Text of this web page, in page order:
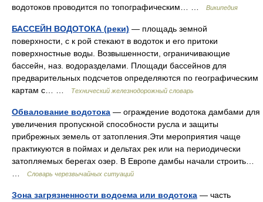
водотоков проводится по топографическим… …
Википедия
БАССЕЙН ВОДОТОКА (реки) — площадь земной
поверхности, с к рой стекают в водоток и его притоки
поверхностные воды. Возвышенности, ограничивающие
бассейн, наз. водоразделами. Площади бассейнов для
предварительных подсчетов определяются по географическим
картам с… …
Технический железнодорожный словарь
Обвалование водотока — ограждение водотока дамбами для
увеличения пропускной способности русла и защиты
прибрежных земель от затопления.Эти мероприятия чаще
практикуются в поймах и дельтах рек или на периодически
затопляемых берегах озер. В Европе дамбы начали строить…
Словарь черезвычайных ситуаций
Зона загрязненности водоема или водотока — часть